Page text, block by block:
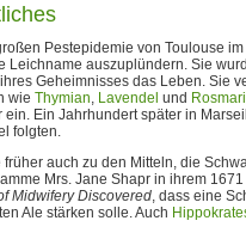
Pestepidemie von Toulouse
Leichname auszuplündern. Sie
Geheimnisses das Leben. Sie
wie Thymian, Lavendel und
ein. Ein Jahrhundert später in
folgten.
auch zu den Mitteln, die
Mrs. Jane Shapr in ihrem
Midwifery Discovered, dass eine
Ale stärken solle. Auch